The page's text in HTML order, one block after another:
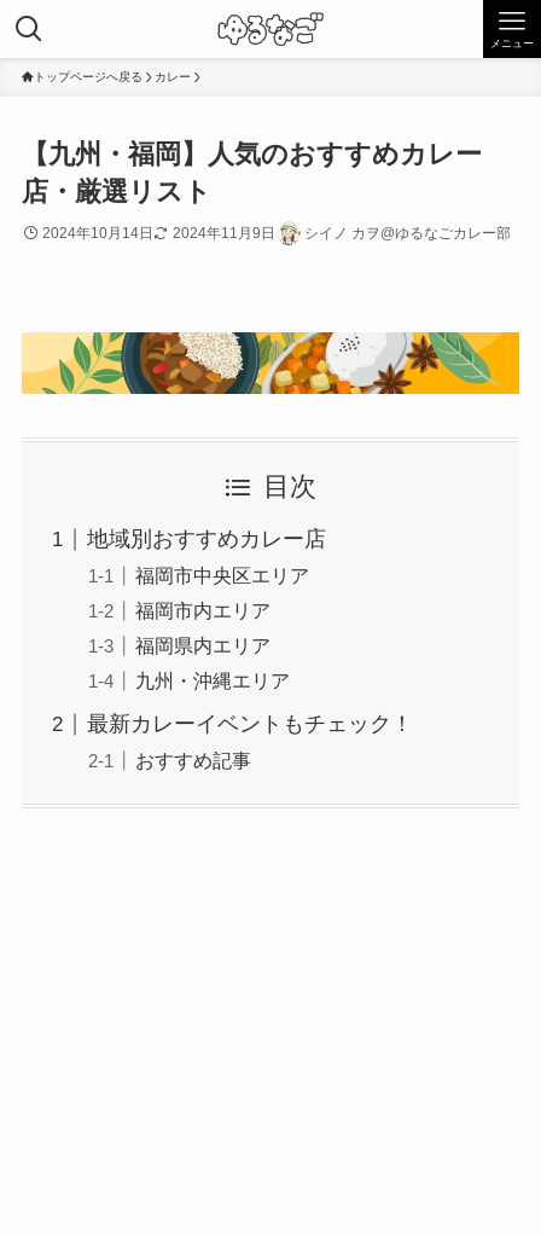
メニュー
トップページへ戻る カレー
【九州・福岡】人気のおすすめカレー
店・厳選リスト
2024年10月14日 2024年11月9日 シイノ カヲ@ゆるなごカレー部
目次
地域別おすすめカレー店
福岡市中央区エリア
福岡市内エリア
福岡県内エリア
九州・沖縄エリア
最新カレーイベントもチェック！
おすすめ記事